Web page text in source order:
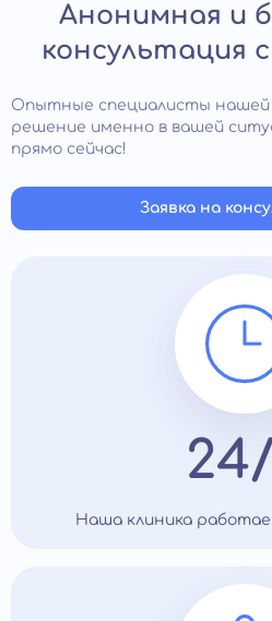
Анонимная и
консультация
Опытные специалисты нашей
решение именно в вашей
прямо сейчас!
Заявка на
Наша клиника